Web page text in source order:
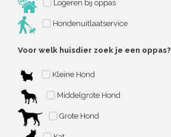
Logeren bij oppas
Hondenuitlaatservice
Voor welk huisdier zoek je een oppas?
Kleine Hond
Middelgrote Hond
Grote Hond